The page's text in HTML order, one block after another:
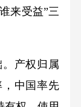
来受益”三
产权归属
中国率先